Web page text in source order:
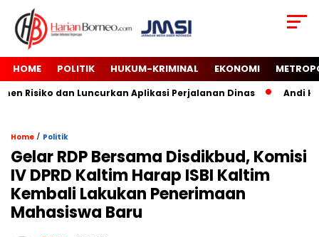
HOME POLITIK HUKUM-KRIMINAL EKONOMI
Risiko dan Luncurkan Aplikasi Perjalanan Dinas Andi
Home / Politik
Gelar RDP Bersama Disdikbud, Komisi
IV DPRD Kaltim Harap ISBI Kaltim
Kembali Lakukan Penerimaan
Mahasiswa Baru